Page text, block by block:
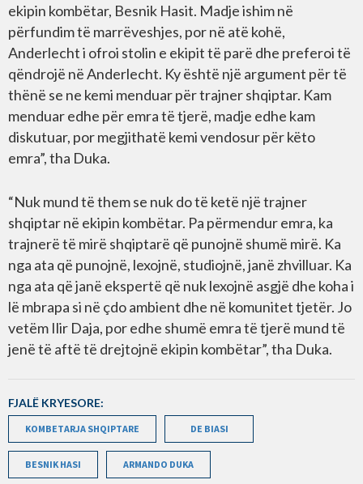
ekipin kombëtar, Besnik Hasit. Madje ishim në
përfundim të marrëveshjes, por në atë kohë,
Anderlecht i ofroi stolin e ekipit të parë dhe preferoi të
qëndrojë në Anderlecht. Ky është një argument për të
thënë se ne kemi menduar për trajner shqiptar. Kam
menduar edhe për emra të tjerë, madje edhe kam
diskutuar, por megjithatë kemi vendosur për këto
emra”, tha Duka.
“Nuk mund të them se nuk do të ketë një trajner
shqiptar në ekipin kombëtar. Pa përmendur emra, ka
trajnerë të mirë shqiptarë që punojnë shumë mirë. Ka
nga ata që punojnë, lexojnë, studiojnë, janë zhvilluar. Ka
nga ata që janë ekspertë që nuk lexojnë asgjë dhe koha i
lë mbrapa si në çdo ambient dhe në komunitet tjetër. Jo
vetëm Ilir Daja, por edhe shumë emra të tjerë mund të
jenë të aftë të drejtojnë ekipin kombëtar”, tha Duka.
FJALË KRYESORE:
KOMBETARJA SHQIPTARE DE BIASI
BESNIK HASI ARMANDO DUKA